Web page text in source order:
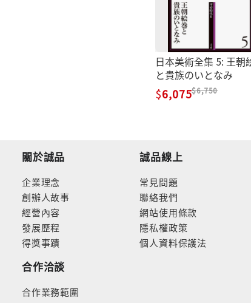
日本美術全集 5: 王朝
と貴族のいとなみ
6,075 6,750
關於誠品
企業理念
創辦人故事
經營內容
發展歷程
得獎事蹟
合作洽談
合作業務範圍
誠品線上
常見問題
聯絡我們
網站使用條款
隱私權政策
個人資料保護法